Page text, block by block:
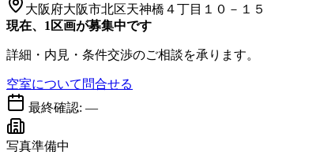
大阪府大阪市北区天神橋４丁目１０－１５
現在、1区画が募集中です
詳細・内見・条件交渉のご相談を承ります。
空室について問合せる
最終確認: —
写真準備中